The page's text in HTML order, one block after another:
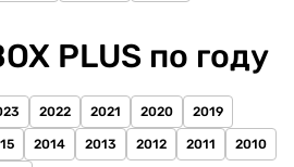
PLUS по году
2022 2021 2020 2019
2014 2013 2012 2011 2010